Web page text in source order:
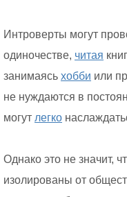
Интроверты могут
одиночестве, читая
занимаясь хобби или
не нуждаются в
могут легко
Однако это не значит,
изолированы от